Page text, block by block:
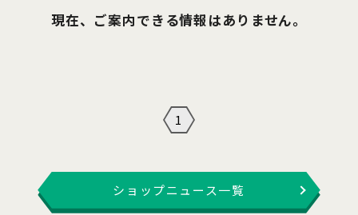
現在、ご案内できる情報はありません。
1
ショップニュース一覧